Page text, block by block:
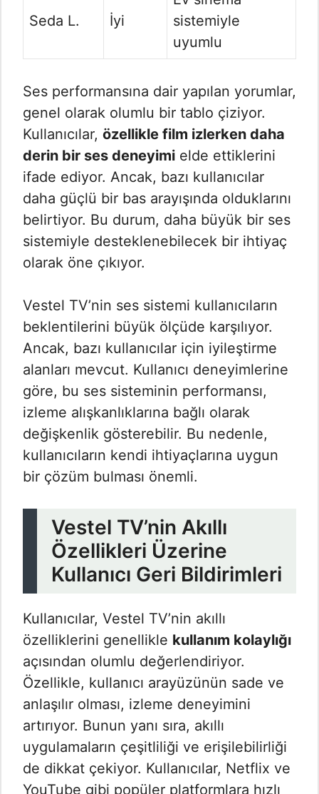
Seda L. İyi
sistemiyle
uyumlu
Ses performansına dair yapılan yorumlar,
genel olarak olumlu bir tablo çiziyor.
Kullanıcılar, özellikle film izlerken daha
derin bir ses deneyimi elde ettiklerini
ifade ediyor. Ancak, bazı kullanıcılar
daha güçlü bir bas arayışında olduklarını
belirtiyor. Bu durum, daha büyük bir ses
sistemiyle desteklenebilecek bir ihtiyaç
olarak öne çıkıyor.
Vestel TV’nin ses sistemi kullanıcıların
beklentilerini büyük ölçüde karşılıyor.
Ancak, bazı kullanıcılar için iyileştirme
alanları mevcut. Kullanıcı deneyimlerine
göre, bu ses sisteminin performansı,
izleme alışkanlıklarına bağlı olarak
değişkenlik gösterebilir. Bu nedenle,
kullanıcıların kendi ihtiyaçlarına uygun
bir çözüm bulması önemli.
Vestel TV’nin Akıllı
Özellikleri Üzerine
Kullanıcı Geri Bildirimleri
Kullanıcılar, Vestel TV’nin akıllı
özelliklerini genellikle kullanım kolaylığı
açısından olumlu değerlendiriyor.
Özellikle, kullanıcı arayüzünün sade ve
anlaşılır olması, izleme deneyimini
artırıyor. Bunun yanı sıra, akıllı
uygulamaların çeşitliliği ve erişilebilirliği
de dikkat çekiyor. Kullanıcılar, Netflix ve
YouTube gibi popüler platformlara hızlı